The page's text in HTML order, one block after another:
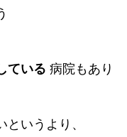
ている 病院もあり
いうより、